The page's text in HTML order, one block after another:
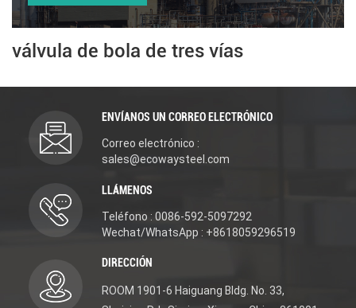
válvula de bola de tres vías
ENVÍANOS UN CORREO ELECTRÓNICO
Correo electrónico :
sales@ecowaysteel.com
LLÁMENOS
Teléfono : 0086-592-5097292
Wechat/WhatsApp : +8618059296519
DIRECCIÓN
ROOM 1901-6 Haiguang Bldg. No. 33,